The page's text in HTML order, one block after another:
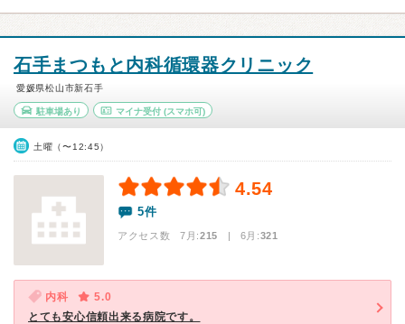
石手まつもと内科循環器クリニック
愛媛県松山市新石手
駐車場あり マイナ受付(スマホ可)
土曜（〜12:45）
4.54
5件
アクセス数 7月:215 | 6月:321
内科
5.0
とても安心信頼出来る病院です。